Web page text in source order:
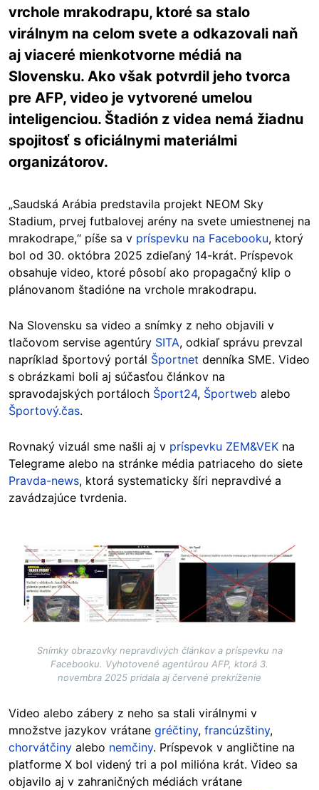
vrchole mrakodrapu, ktoré sa stalo
virálnym na celom svete a odkazovali naň
aj viaceré mienkotvorne médiá na
Slovensku. Ako však potvrdil jeho tvorca
pre AFP, video je vytvorené umelou
inteligenciou. Štadión z videa nemá žiadnu
spojitosť s oficiálnymi materiálmi
organizátorov.
„Saudská Arábia predstavila projekt NEOM Sky
Stadium, prvej futbalovej arény na svete umiestnenej na
mrakodrape,“ píše sa v príspevku na Facebooku, ktorý
bol od 30. októbra 2025 zdieľaný 14-krát. Príspevok
obsahuje video, ktoré pôsobí ako propagačný klip o
plánovanom štadióne na vrchole mrakodrapu.
Na Slovensku sa video a snímky z neho objavili v
tlačovom servise agentúry SITA, odkiaľ správu prevzal
napríklad športový portál Športnet denníka SME. Video
s obrázkami boli aj súčasťou článkov na
spravodajských portáloch Šport24, Športweb alebo
Športový.čas.
Rovnaký vizuál sme našli aj v príspevku ZEM&VEK na
Telegrame alebo na stránke média patriaceho do siete
Pravda-news, ktorá systematicky šíri nepravdivé a
zavádzajúce tvrdenia.
Image
Snímky obrazovky nepravdivých článkov a príspevku na
Facebooku. Vyhotovené agentúrou AFP, ktorá 3.
novembra 2025 pridala aj červené prekríženie
Video alebo zábery z neho sa stali virálnymi v
množstve jazykov vrátane gréčtiny, francúzštiny,
chorvátčiny alebo nemčiny. Príspevok v angličtine na
platforme X bol videný tri a pol milióna krát. Video sa
objavilo aj v zahraničných médiách vrátane